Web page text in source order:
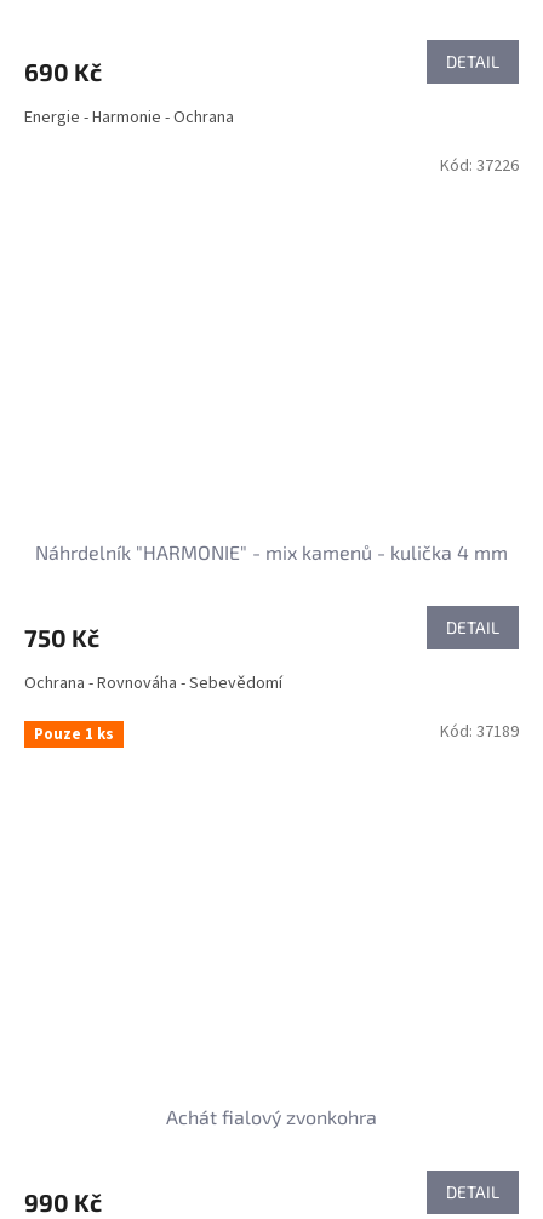
690 Kč DETAIL
Energie - Harmonie - Ochrana
Náhrdelník "HARMONIE" - mix kamenů - kulička 4 mm
750 Kč DETAIL
Ochrana - Rovnováha - Sebevědomí
Kód: 37226
Pouze 1 ks
Achát fialový zvonkohra
990 Kč DETAIL
Kód: 37189